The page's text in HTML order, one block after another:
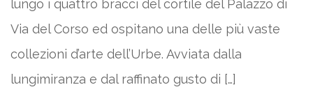
lungo i quattro bracci del cortile del Palazzo di
Via del Corso ed ospitano una delle più vaste
collezioni d’arte dell’Urbe. Avviata dalla
lungimiranza e dal raffinato gusto di […]